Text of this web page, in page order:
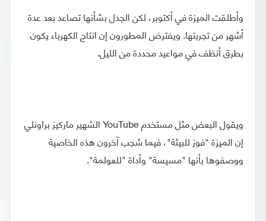
وأطلقت الميزة في أكتوبر، لكن الجدل بشأنها تصاعد بعد عدة
أشهر من تجربتها. ويفترض المطورون إن انتاج الكهرباء يكون
بطرق أنظف في مواعيد محددة من الليل.
ويقول البعض مثل مستخدم YouTube الشهير ماركيز براونلي
إن الميزة "فوز للبيئة"، فيما شجب آخرون هذه الخاصية
ووصفوها بأنها "مسيسة" وأداة "للعولمة".